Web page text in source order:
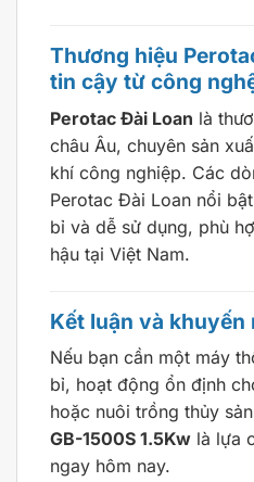
Thương hiệu
tin cậy từ công
Perotac Đài Loan là
châu Âu, chuyên sản
khí công nghiệp. Các
Perotac Đài Loan nổi
bỉ và dễ sử dụng, phù
hậu tại Việt Nam.
Kết luận và khuyến
Nếu bạn cần một máy
bỉ, hoạt động ổn định
hoặc nuôi trồng thủy
GB-1500S 1.5Kw là lựa
ngay hôm nay.